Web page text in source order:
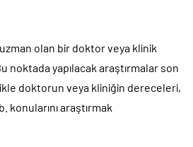
olan bir doktor veya klinik
noktada yapılacak araştırmalar son
doktorun veya kliniğin dereceleri,
konularını araştırmak